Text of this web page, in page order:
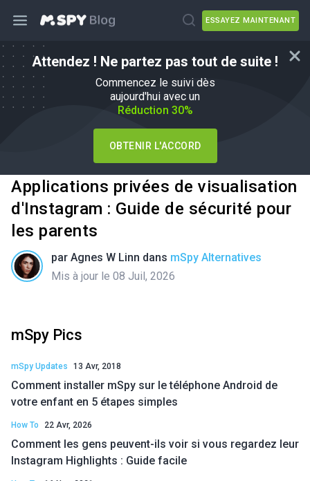
ESSAYEZ MAINTENANT
Attendez ! Ne partez pas tout de suite !
Commencez le suivi dès
aujourd'hui avec un
Réduction 30%
OBTENIR L'ACCORD
Applications privées de visualisation
d'Instagram : Guide de sécurité pour
les parents
par Agnes W Linn dans mSpy Alternatives
Mis à jour le 08 Juil, 2026
mSpy Pics
mSpy Updates 13 Avr, 2018
Comment installer mSpy sur le téléphone Android de
votre enfant en 5 étapes simples
How To 22 Avr, 2026
Comment les gens peuvent-ils voir si vous regardez leur
Instagram Highlights : Guide facile